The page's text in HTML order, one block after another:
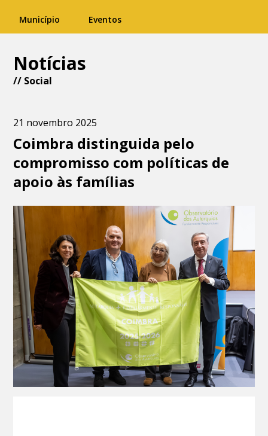
Município Eventos
Notícias
// Social
21 novembro 2025
Coimbra distinguida pelo
compromisso com políticas de
apoio às famílias